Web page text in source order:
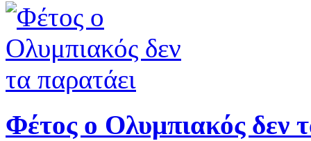
Φέτος ο Ολυμπιακός δεν